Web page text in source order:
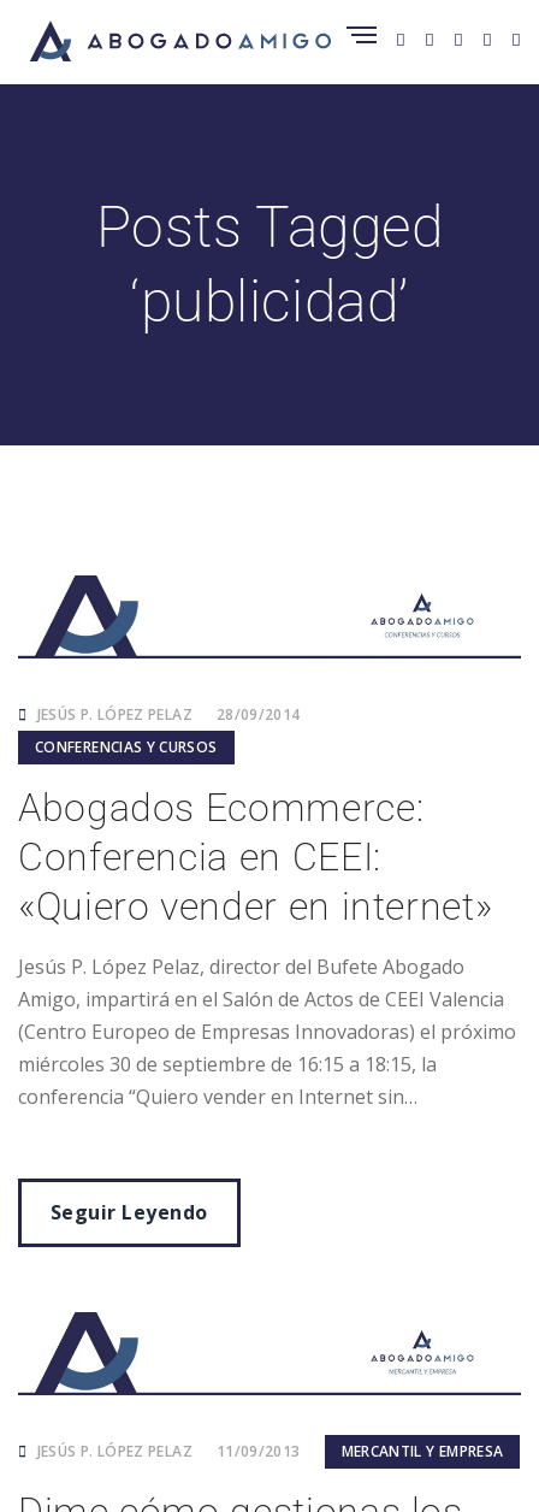
Posts Tagged
‘publicidad’
JESÚS P. LÓPEZ PELAZ
28/09/2014
CONFERENCIAS Y CURSOS
Abogados Ecommerce:
Conferencia en CEEI:
«Quiero vender en internet»
Jesús P. López Pelaz, director del Bufete Abogado
Amigo, impartirá en el Salón de Actos de CEEI Valencia
(Centro Europeo de Empresas Innovadoras) el próximo
miércoles 30 de septiembre de 16:15 a 18:15, la
conferencia “Quiero vender en Internet sin…
Seguir Leyendo
JESÚS P. LÓPEZ PELAZ 11/09/2013 MERCANTIL Y EMPRESA